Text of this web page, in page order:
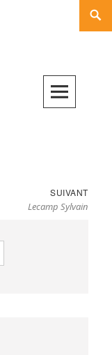
SUIVANT
Lecamp Sylvain